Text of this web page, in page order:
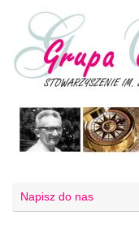
Napisz do nas